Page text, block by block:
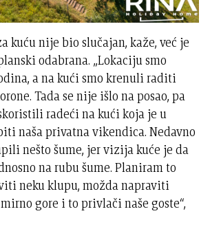
kuću nije bio slučajan, kaže, već je
odabrana. „Lokaciju smo
a na kući smo krenuli raditi
Tada se nije išlo na posao, pa
radeći na kući koja je u
naša privatna vikendica. Nedavno
nešto šume, jer vizija kuće je da
na rubu šume. Planiram to
neku klupu, možda napraviti
gore i to privlači naše goste“,